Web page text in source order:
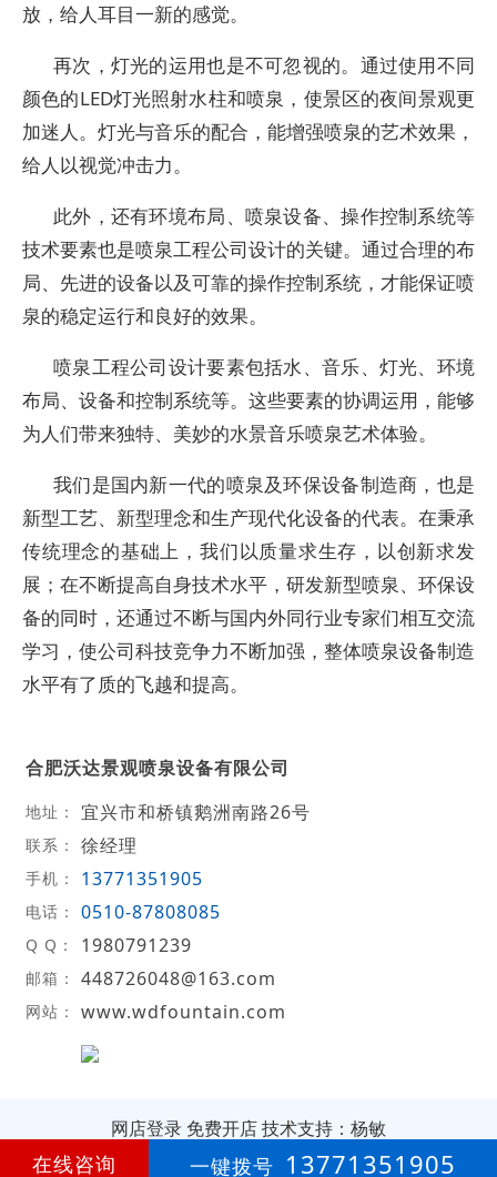
放，给人耳目一新的感觉。
再次，灯光的运用也是不可忽视的。通过使用不同
颜色的LED灯光照射水柱和喷泉，使景区的夜间景观更
加迷人。灯光与音乐的配合，能增强喷泉的艺术效果，
给人以视觉冲击力。
此外，还有环境布局、喷泉设备、操作控制系统等
技术要素也是喷泉工程公司设计的关键。通过合理的布
局、先进的设备以及可靠的操作控制系统，才能保证喷
泉的稳定运行和良好的效果。
喷泉工程公司设计要素包括水、音乐、灯光、环境
布局、设备和控制系统等。这些要素的协调运用，能够
为人们带来独特、美妙的水景音乐喷泉艺术体验。
我们是国内新一代的喷泉及环保设备制造商，也是
新型工艺、新型理念和生产现代化设备的代表。在秉承
传统理念的基础上，我们以质量求生存，以创新求发
展；在不断提高自身技术水平，研发新型喷泉、环保设
备的同时，还通过不断与国内外同行业专家们相互交流
学习，使公司科技竞争力不断加强，整体喷泉设备制造
水平有了质的飞越和提高。
合肥沃达景观喷泉设备有限公司
地址： 宜兴市和桥镇鹅洲南路26号
联系： 徐经理
手机： 13771351905
电话： 0510-87808085
Q Q： 1980791239
邮箱： 448726048@163.com
网站： www.wdfountain.com
网店登录 免费开店技术支持：杨敏
在线咨询 一键拨号 13771351905